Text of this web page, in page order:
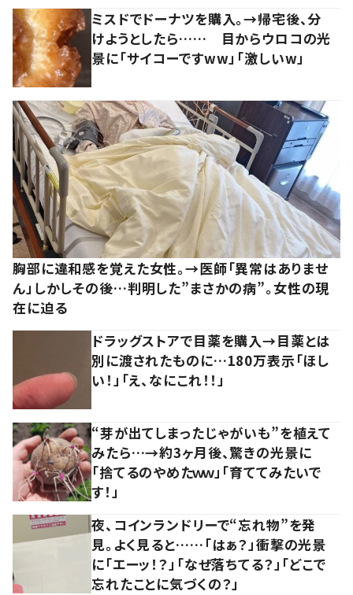
ミスドでドーナツを購入。→帰宅後、分
けようとしたら…… 目からウロコの光
景に「サイコーですww」「激しいw」
胸部に違和感を覚えた女性。→医師「異常はありませ
ん」しかしその後…判明した”まさかの病”。女性の現
在に迫る
ドラッグストアで目薬を購入→目薬とは
別に渡されたものに…180万表示「ほし
い！」「え、なにこれ！！」
“芽が出てしまったじゃがいも”を植えて
みたら…→約3ヶ月後、驚きの光景に
「捨てるのやめたｗｗ」「育ててみたいで
す！」
夜、コインランドリーで“忘れ物”を発
見。よく見ると……「はぁ？」衝撃の光景
に「エーッ！？」「なぜ落ちてる？」「どこで
忘れたことに気づくの？」